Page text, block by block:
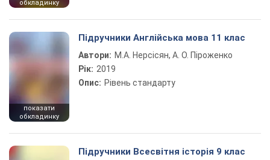
обкладинку
показати
обкладинку
Підручники Англійська мова 11 клас
Автори: М.А. Нерсісян, А. О. Піроженко
Рік: 2019
Опис: Рівень стандарту
Підручники Всесвітня історія 9 клас